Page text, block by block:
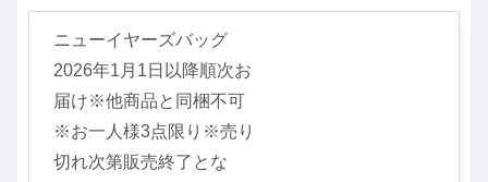
ニューイヤーズバッグ
2026年1月1日以降順次お
届け※他商品と同梱不可
※お一人様3点限り※売り
切れ次第販売終了とな